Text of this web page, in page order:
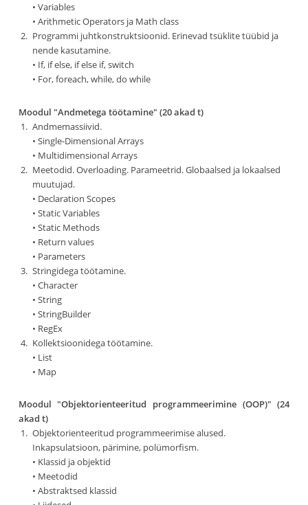
• Variables
• Arithmetic Operators ja Math class
Programmi juhtkonstruktsioonid. Erinevad tsüklite tüübid ja
nende kasutamine.
• If, if else, if else if, switch
• For, foreach, while, do while
Moodul "Andmetega töötamine" (20 akad t)
Andmemassiivid.
• Single-Dimensional Arrays
• Multidimensional Arrays
Meetodid. Overloading. Parameetrid. Globaalsed ja lokaalsed
muutujad.
• Declaration Scopes
• Static Variables
• Static Methods
• Return values
• Parameters
Stringidega töötamine.
• Character
• String
• StringBuilder
• RegEx
Kollektsioonidega töötamine.
• List
• Map
Moodul "Objektorienteeritud programmeerimine (OOP)" (24
akad t)
Objektorienteeritud programmeerimise alused.
Inkapsulatsioon, pärimine, polümorfism.
• Klassid ja objektid
• Meetodid
• Abstraktsed klassid